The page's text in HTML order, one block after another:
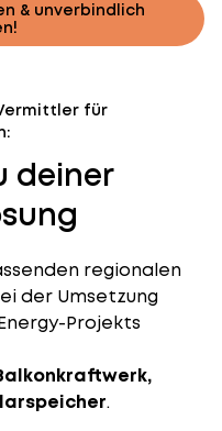
& unverbindlich
für
deiner
regionalen
der Umsetzung
Projekts
.